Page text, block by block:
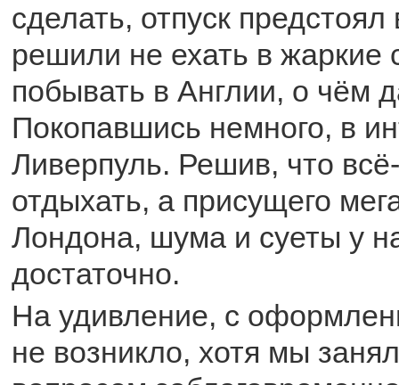
сделать, отпуск
решили не ехать в жаркие
побывать в Англии, о чём
Покопавшись немного, в
Ливерпуль. Решив, что
отдыхать, а присущего
Лондона, шума и суеты у
достаточно.
На удивление, с
не возникло, хотя мы